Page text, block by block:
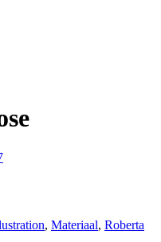
, Materiaal, Roberta